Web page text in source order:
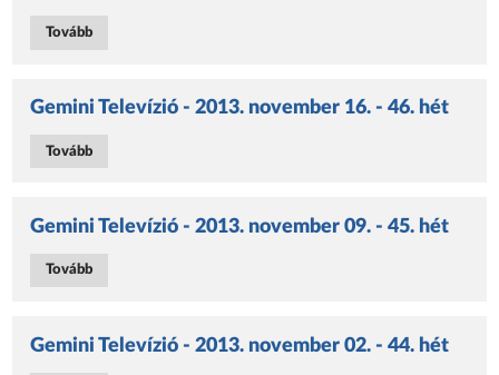
Tovább
Gemini Televízió - 2013. november 16. - 46. hét
Tovább
Gemini Televízió - 2013. november 09. - 45. hét
Tovább
Gemini Televízió - 2013. november 02. - 44. hét